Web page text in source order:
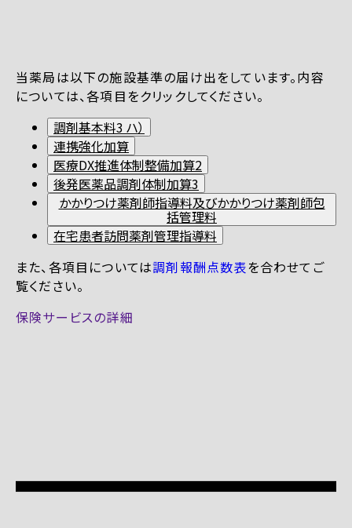
当薬局は以下の施設基準の届け出をしています。内容
については、各項目をクリックしてください。
調剤基本料3 ハ）
連携強化加算
医療DX推進体制整備加算2
後発医薬品調剤体制加算3
かかりつけ薬剤師指導料及びかかりつけ薬剤師包
括管理料
在宅患者訪問薬剤管理指導料
また、各項目については調剤報酬点数表を合わせてご
覧ください。
保険サービスの詳細